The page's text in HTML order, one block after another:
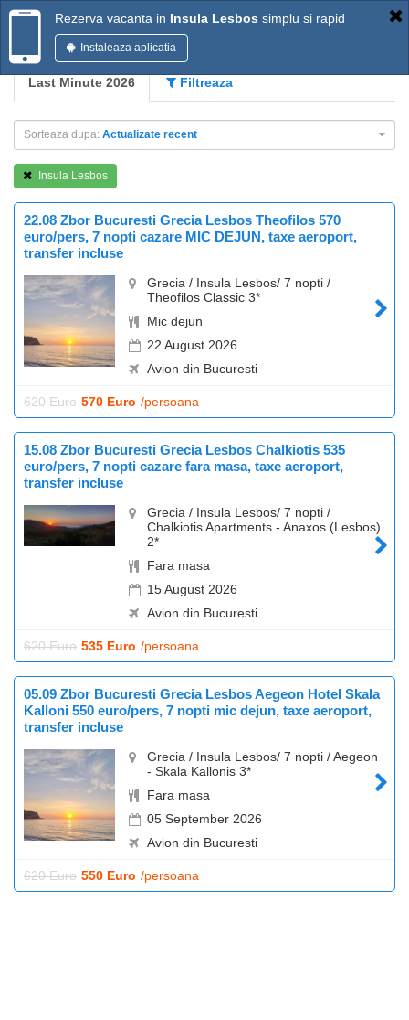
Rezerva vacanta in Insula Lesbos simplu si rapid
Instaleaza aplicatia
Last Minute 2026 Filtreaza
Sorteaza dupa: Actualizate recent
Insula Lesbos
22.08 Zbor Bucuresti Grecia Lesbos Theofilos 570
euro/pers, 7 nopti cazare MIC DEJUN, taxe aeroport,
transfer incluse
Grecia / Insula Lesbos/ 7 nopti /
Theofilos Classic 3*
Mic dejun
22 August 2026
Avion din Bucuresti
620 Euro 570 Euro /persoana
15.08 Zbor Bucuresti Grecia Lesbos Chalkiotis 535
euro/pers, 7 nopti cazare fara masa, taxe aeroport,
transfer incluse
Grecia / Insula Lesbos/ 7 nopti /
Chalkiotis Apartments - Anaxos (Lesbos)
2*
Fara masa
15 August 2026
Avion din Bucuresti
620 Euro 535 Euro /persoana
05.09 Zbor Bucuresti Grecia Lesbos Aegeon Hotel Skala
Kalloni 550 euro/pers, 7 nopti mic dejun, taxe aeroport,
transfer incluse
Grecia / Insula Lesbos/ 7 nopti / Aegeon
- Skala Kallonis 3*
Fara masa
05 September 2026
Avion din Bucuresti
620 Euro 550 Euro /persoana